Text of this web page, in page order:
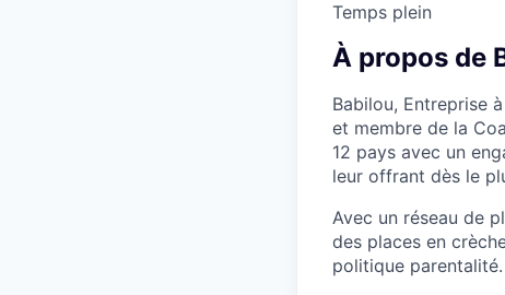
Temps plein
À propos de
Babilou, Entreprise
et membre de la
12 pays avec un
leur offrant dès le
Avec un réseau de
des places en
politique parentalité.